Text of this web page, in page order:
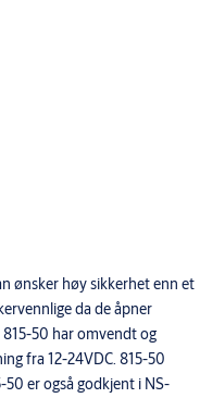
ønsker høy sikkerhet enn et
da de åpner
50 har omvendt og
fra 12-24VDC. 815-50
er også godkjent i NS-